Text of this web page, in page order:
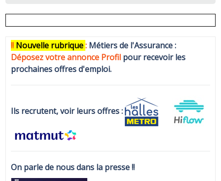
!! Nouvelle rubrique: Métiers de l'Assurance :
Déposez votre annonce Profil pour recevoir les
prochaines offres d'emploi.
Ils recrutent, voir leurs offres :
On parle de nous dans la presse !!